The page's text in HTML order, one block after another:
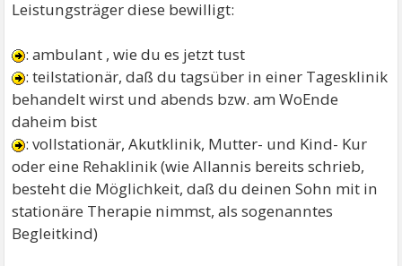
Leistungsträger diese bewilligt:
: ambulant , wie du es jetzt tust
: teilstationär, daß du tagsüber in einer Tagesklinik
behandelt wirst und abends bzw. am WoEnde
daheim bist
: vollstationär, Akutklinik, Mutter- und Kind- Kur
oder eine Rehaklinik (wie Allannis bereits schrieb,
besteht die Möglichkeit, daß du deinen Sohn mit in
stationäre Therapie nimmst, als sogenanntes
Begleitkind)